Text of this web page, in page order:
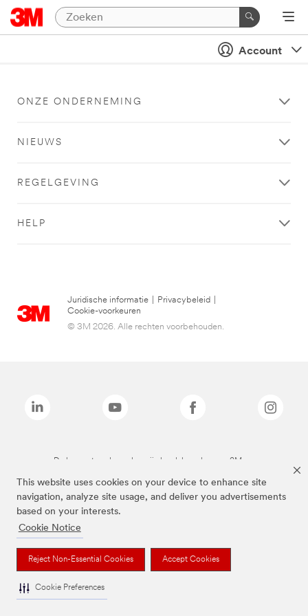
This website uses cookies on your device to enhance site
navigation, analyze site usage, and deliver you advertisements
based on your interests.
Cookie Notice
Reject Non-Essential Cookies Accept Cookies
Cookie Preferences
Account
ONZE ONDERNEMING
NIEUWS
REGELGEVING
HELP
Juridische informatie Privacybeleid
Cookie-voorkeuren
© 3M 2026. Alle rechten voorbehouden.
De bovenstaande merken zijn handelsmerken van 3M.we